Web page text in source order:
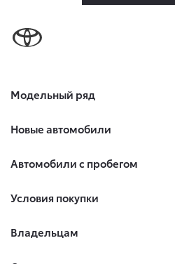
Модельный ряд
Новые автомобили
Автомобили с пробегом
Условия покупки
Владельцам